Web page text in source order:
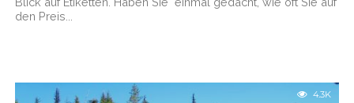
den Preis...
4.3K